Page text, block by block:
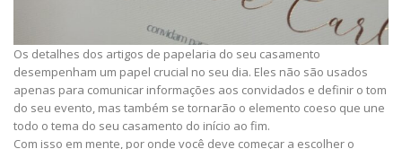
Os detalhes dos artigos de papelaria do seu casamento
desempenham um papel crucial no seu dia. Eles não são usados ​​
apenas para comunicar informações aos convidados e definir o tom
do seu evento, mas também se tornarão o elemento coeso que une
todo o tema do seu casamento do início ao fim.
Com isso em mente, por onde você deve começar a escolher o